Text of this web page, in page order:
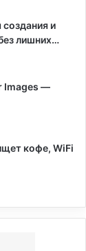
и
лишних…
Images —
кофе, WiFi